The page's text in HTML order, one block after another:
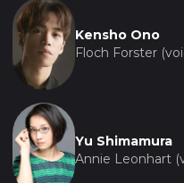
Kensho Ono
Floch Forster
Yu Shimamura
Annie Leonhart